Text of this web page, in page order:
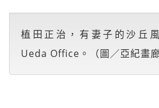
植田正治，有妻子的沙丘
Ueda Office。（圖／亞紀畫廊